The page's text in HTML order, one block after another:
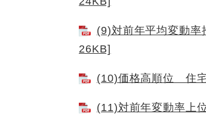
(9)対前年平均変動
26KB]
(10)価格高順位 住
(11)対前年変動率上